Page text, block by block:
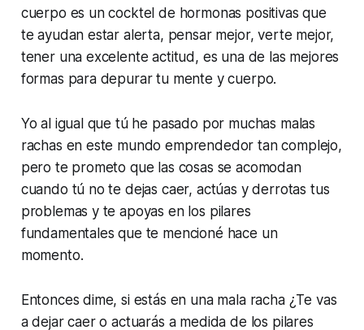
cuerpo es un cocktel de hormonas positivas que
te ayudan estar alerta, pensar mejor, verte mejor,
tener una excelente actitud, es una de las mejores
formas para depurar tu mente y cuerpo.
Yo al igual que tú he pasado por muchas malas
rachas en este mundo emprendedor tan complejo,
pero te prometo que las cosas se acomodan
cuando tú no te dejas caer, actúas y derrotas tus
problemas y te apoyas en los pilares
fundamentales que te mencioné hace un
momento.
Entonces dime, si estás en una mala racha ¿Te vas
a dejar caer o actuarás a medida de los pilares